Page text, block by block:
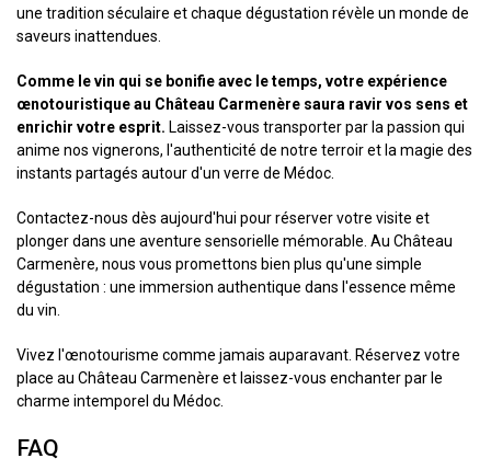
une tradition séculaire et chaque dégustation révèle un monde de
saveurs inattendues.
Comme le vin qui se bonifie avec le temps, votre expérience
œnotouristique au Château Carmenère saura ravir vos sens et
enrichir votre esprit. Laissez-vous transporter par la passion qui
anime nos vignerons, l'authenticité de notre terroir et la magie des
instants partagés autour d'un verre de Médoc.
Contactez-nous dès aujourd'hui pour réserver votre visite et
plonger dans une aventure sensorielle mémorable. Au Château
Carmenère, nous vous promettons bien plus qu'une simple
dégustation : une immersion authentique dans l'essence même
du vin.
Vivez l'œnotourisme comme jamais auparavant. Réservez votre
place au Château Carmenère et laissez-vous enchanter par le
charme intemporel du Médoc.
FAQ